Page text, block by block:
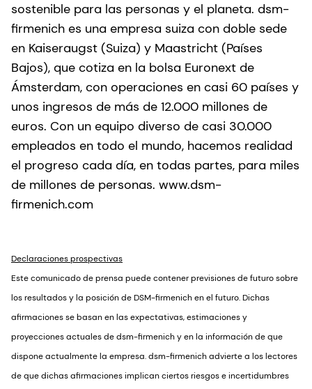
sostenible para las personas y el planeta. dsm-
firmenich es una empresa suiza con doble sede
en Kaiseraugst (Suiza) y Maastricht (Países
Bajos), que cotiza en la bolsa Euronext de
Ámsterdam, con operaciones en casi 60 países y
unos ingresos de más de 12.000 millones de
euros. Con un equipo diverso de casi 30.000
empleados en todo el mundo, hacemos realidad
el progreso cada día, en todas partes, para miles
de millones de personas. www.dsm-
firmenich.com
Declaraciones prospectivas
Este comunicado de prensa puede contener previsiones de futuro sobre
los resultados y la posición de DSM-firmenich en el futuro. Dichas
afirmaciones se basan en las expectativas, estimaciones y
proyecciones actuales de dsm-firmenich y en la información de que
dispone actualmente la empresa. dsm-firmenich advierte a los lectores
de que dichas afirmaciones implican ciertos riesgos e incertidumbres